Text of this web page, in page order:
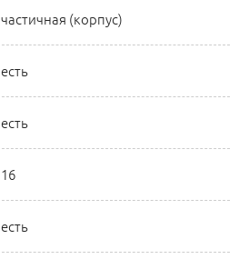
частичная (корпус)
есть
есть
16
есть